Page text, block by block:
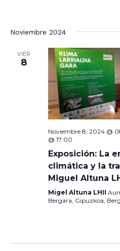
Noviembre 2024
VIER
8
Noviembre 8, 2024 @
@ 17:00
Exposición: La
climática y la
Miguel Altuna
Migel Altuna LHII
Bergara, Gipuzkoa,